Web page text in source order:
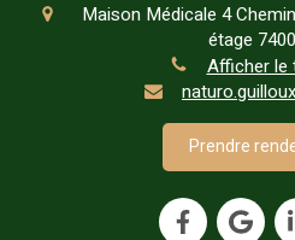
Maison Médicale 4
étage
Afficher le
Prendre